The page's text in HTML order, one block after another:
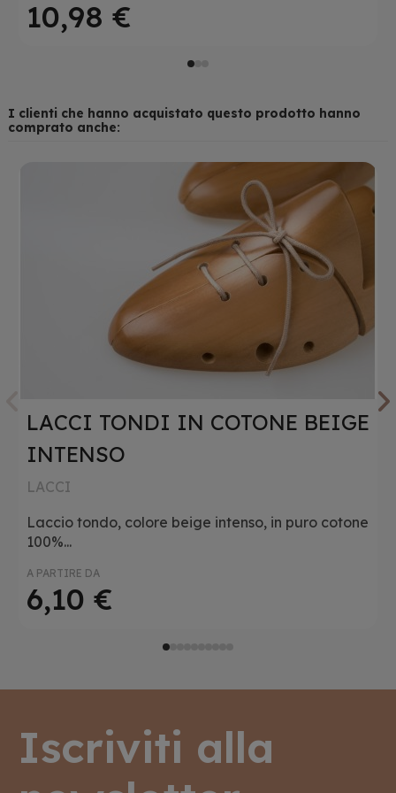
10,98 €
LACCI PIATTI CERATI VERDE
MILITARE
Laccio piatto cerato, color verde militare, in
puro...
A PARTIRE DA
12,20 €
LACCI TONDI CERATI
NEROVERO™
Laccio tondo cerato, nel colore nero intenso, in
puro...
A PARTIRE DA
9,76 €
I clienti che hanno acquistato questo prodotto hanno
comprato anche:
LACCI TONDI IN COTONE BEIGE
INTENSO
LACCI
Laccio tondo, colore beige intenso, in puro cotone
100%...
A PARTIRE DA
6,10 €
Iscriviti alla